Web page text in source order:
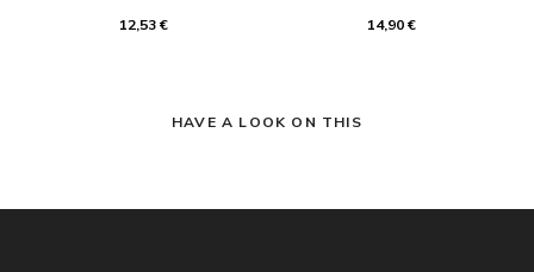
12,53 € 14,90 €
HAVE A LOOK ON THIS